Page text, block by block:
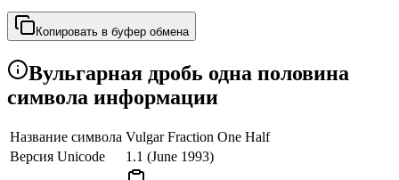
Копировать в буфер обмена
Вульгарная дробь одна половина
символа информации
Название символа Vulgar Fraction One Half
Версия Unicode
1.1 (June 1993)